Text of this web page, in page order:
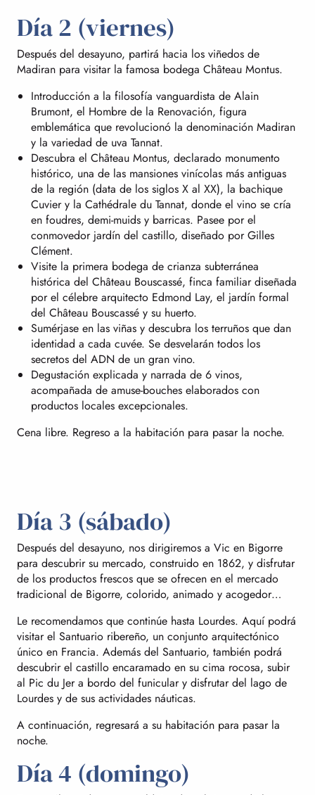
Día 2 (viernes)
Después del desayuno, partirá hacia los viñedos de
Madiran para visitar la famosa bodega Château Montus.
Introducción a la filosofía vanguardista de Alain
Brumont, el Hombre de la Renovación, figura
emblemática que revolucionó la denominación Madiran
y la variedad de uva Tannat.
Descubra el Château Montus, declarado monumento
histórico, una de las mansiones vinícolas más antiguas
de la región (data de los siglos X al XX), la bachique
Cuvier y la Cathédrale du Tannat, donde el vino se cría
en foudres, demi-muids y barricas. Pasee por el
conmovedor jardín del castillo, diseñado por Gilles
Clément.
Visite la primera bodega de crianza subterránea
histórica del Château Bouscassé, finca familiar diseñada
por el célebre arquitecto Edmond Lay, el jardín formal
del Château Bouscassé y su huerto.
Sumérjase en las viñas y descubra los terruños que dan
identidad a cada cuvée. Se desvelarán todos los
secretos del ADN de un gran vino.
Degustación explicada y narrada de 6 vinos,
acompañada de amuse-bouches elaborados con
productos locales excepcionales.
Cena libre. Regreso a la habitación para pasar la noche.
Día 3 (sábado)
Después del desayuno, nos dirigiremos a Vic en Bigorre
para descubrir su mercado, construido en 1862, y disfrutar
de los productos frescos que se ofrecen en el mercado
tradicional de Bigorre, colorido, animado y acogedor…
Le recomendamos que continúe hasta Lourdes. Aquí podrá
visitar el Santuario ribereño, un conjunto arquitectónico
único en Francia. Además del Santuario, también podrá
descubrir el castillo encaramado en su cima rocosa, subir
al Pic du Jer a bordo del funicular y disfrutar del lago de
Lourdes y de sus actividades náuticas.
A continuación, regresará a su habitación para pasar la
noche.
Día 4 (domingo)